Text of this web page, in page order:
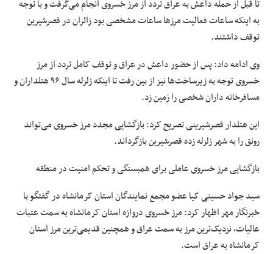
تا قبل از حملهداعشبه عراق تردد از مرز خسروی انجام می‌گرفت و با توجه
به اینکه ساعات فعالیت مرزها ساعات مشخصی بود زائران در قصرشیرین
توقف داشتند.
وی ادامه داد: پس از حضورداعشدر عراق و توقف کامل تردد از مرز
خسروی توجه به زیرساخت‌ها نیز از بین رفت تا اینکه زلزله سال ۹۶ هتلداران و
مسافرخانه داران شخصی را زمین زد.
این هتلدارقصرشیرینیتصریح کرد: بازگشایی مجدد مرز خسروی می‌تواند
رونق را به شهر زلزله زده قصرشیرین بازگرداند.
بازگشایی مرز خسروی عاملی برای همبستگی وتحکمامنیت در منطقه
سید جواد حسینیکیاعضو مجمع نمایندگان استان کرمانشاه در گفتگو با
خبرنگار مهر اظهار کرد: مرز خسروی دروازه استان کرمانشاه به سمت عتبات
عالیات، نزدیک‌ترینمرزبه سمت عراق و همچنین قدیمی‌ترینمرزاستان
کرمانشاه به عراق است.